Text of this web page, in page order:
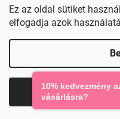
Ez az oldal sütiket
elfogadja azok
Adatkezelési tájékoztató
Webáruház értékelése
Copyright 2026
10% kedvezmény
vásárlásra?